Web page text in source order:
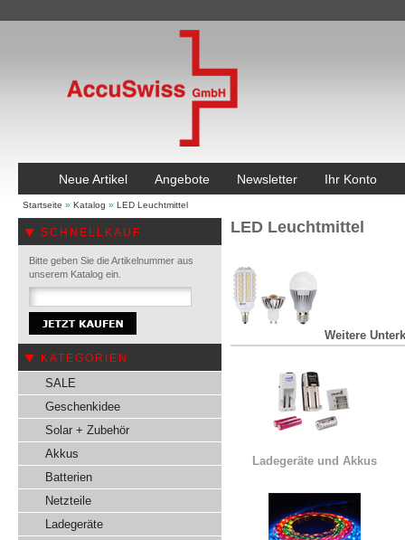
Neue Artikel Angebote Newsletter Ihr Konto
Startseite » Katalog » LED Leuchtmittel
SCHNELLKAUF
Bitte geben Sie die Artikelnummer aus
unserem Katalog ein.
KATEGORIEN
SALE
Geschenkidee
Solar + Zubehör
Akkus
Batterien
Netzteile
Ladegeräte
LED Leuchtmittel
Weitere
Ladegeräte und Akkus